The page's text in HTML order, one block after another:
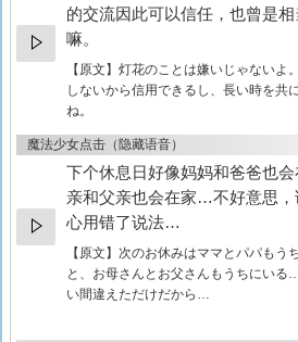
的交流因此可以信任，也曾是
嘛。
【原文】 灯花のことは嫌いじゃないよ
しないから信用できるし、長い時を共
ね。
魔法少女点击（隐藏语音）
下个休息日好像妈妈和爸爸也
亲和父亲也会在家…不好意思
心用错了说法…
【原文】 次のお休みはママとパパもう
と、お母さんとお父さんもうちにい
い間違えただけだから…